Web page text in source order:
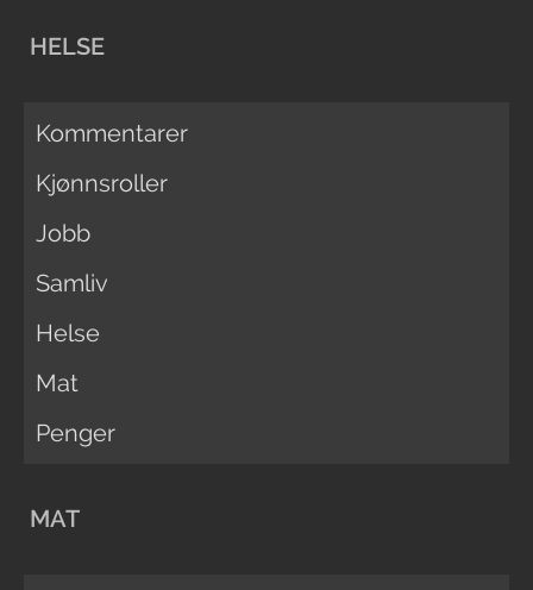
HELSE
Kommentarer
Kjønnsroller
Jobb
Samliv
Helse
Mat
Penger
MAT